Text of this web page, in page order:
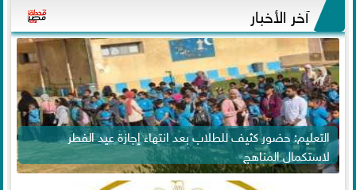
آخر الأخبار
التعليم: حضور كثيف للطلاب بعد انتهاء إجازة عيد الفطر
لاستكمال المناهج